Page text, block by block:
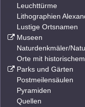
Leuchttürme
Lithographien
Lustige Ortsnamen
Museen
Naturdenkmäler/
Orte mit
Parks und Gärten
Postmeilensäulen
Pyramiden
Quellen